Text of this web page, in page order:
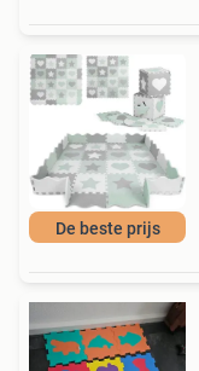
De beste prijs